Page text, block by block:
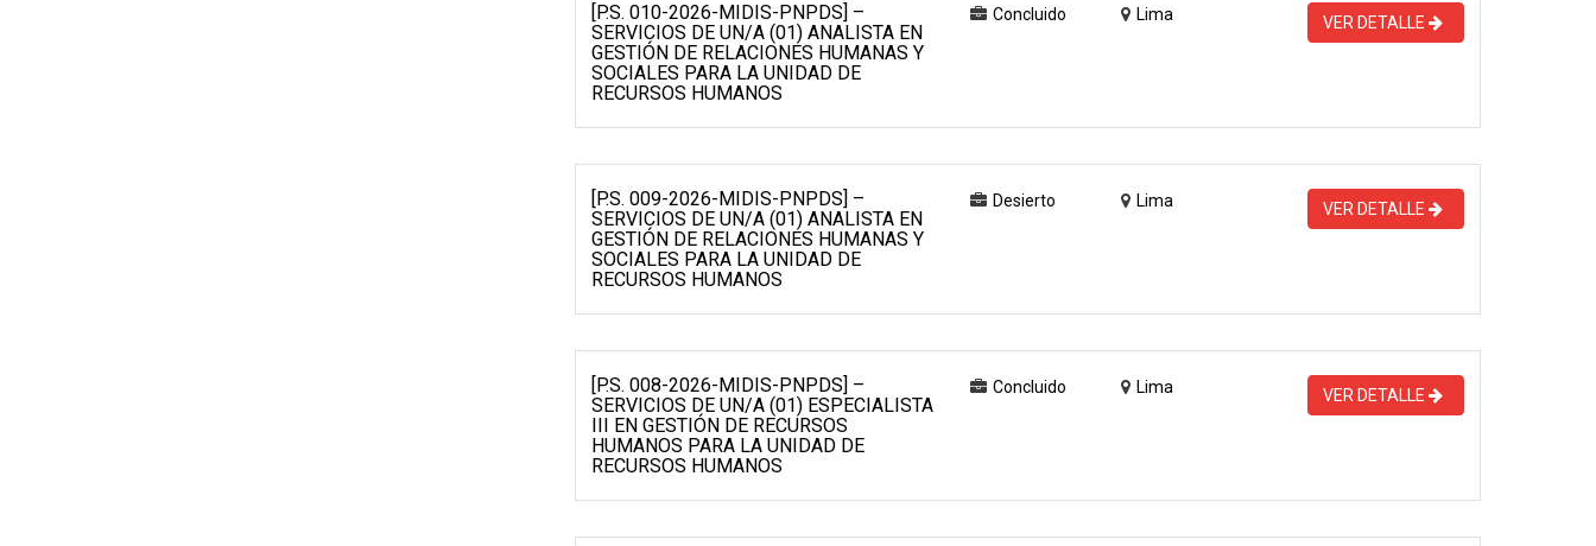
[P.S. 010-2026-MIDIS-PNPDS] –
SERVICIOS DE UN/A (01) ANALISTA EN
GESTIÓN DE RELACIONES HUMANAS Y
SOCIALES PARA LA UNIDAD DE
RECURSOS HUMANOS
Concluido Lima VER DETALLE
[P.S. 009-2026-MIDIS-PNPDS] –
SERVICIOS DE UN/A (01) ANALISTA EN
GESTIÓN DE RELACIONES HUMANAS Y
SOCIALES PARA LA UNIDAD DE
RECURSOS HUMANOS
Desierto Lima VER DETALLE
[P.S. 008-2026-MIDIS-PNPDS] –
SERVICIOS DE UN/A (01) ESPECIALISTA
III EN GESTIÓN DE RECURSOS
HUMANOS PARA LA UNIDAD DE
RECURSOS HUMANOS
Concluido Lima VER DETALLE